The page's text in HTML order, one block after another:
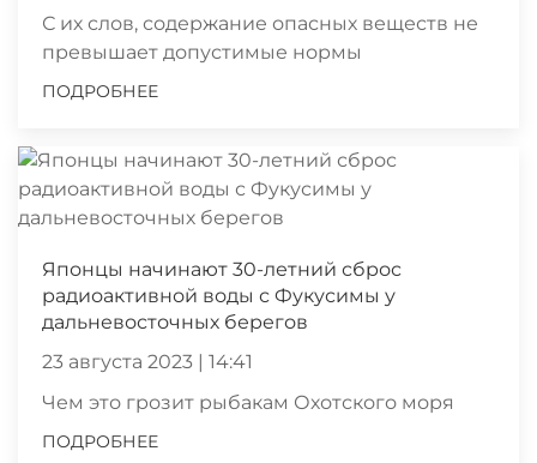
С их слов, содержание опасных веществ не
превышает допустимые нормы
ПОДРОБНЕЕ
Японцы начинают 30-летний сброс
радиоактивной воды с Фукусимы у
дальневосточных берегов
23 августа 2023 | 14:41
Чем это грозит рыбакам Охотского моря
ПОДРОБНЕЕ